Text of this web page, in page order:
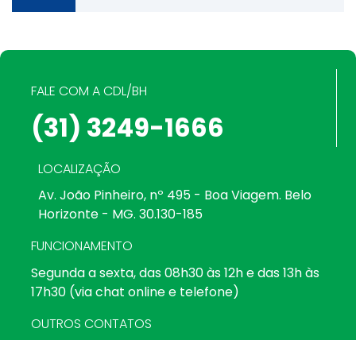
FALE COM A CDL/BH
(31) 3249-1666
LOCALIZAÇÃO
Av. João Pinheiro, nº 495 - Boa Viagem. Belo
Horizonte - MG. 30.130-185
FUNCIONAMENTO
Segunda a sexta, das 08h30 às 12h e das 13h às
17h30 (via chat online e telefone)
OUTROS CONTATOS